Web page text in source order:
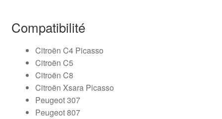
Compatibilité
Citroën C4 Picasso
Citroën C5
Citroën C8
Citroën Xsara Picasso
Peugeot 307
Peugeot 807